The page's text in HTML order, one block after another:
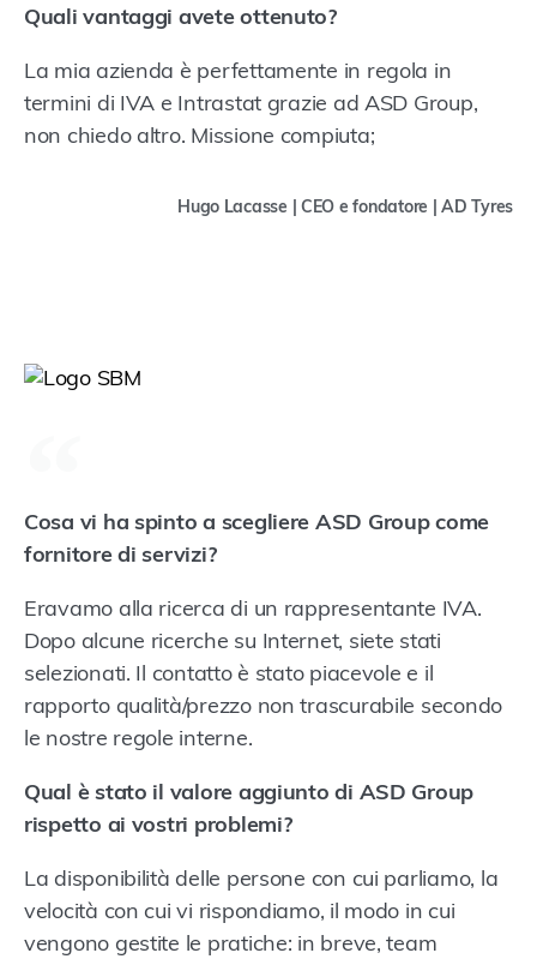
Quali vantaggi avete ottenuto?
La mia azienda è perfettamente in regola in
termini di IVA e Intrastat grazie ad ASD Group,
non chiedo altro. Missione compiuta;
Hugo Lacasse | CEO e fondatore | AD Tyres
Cosa vi ha spinto a scegliere ASD Group come
fornitore di servizi?
Eravamo alla ricerca di un rappresentante IVA.
Dopo alcune ricerche su Internet, siete stati
selezionati. Il contatto è stato piacevole e il
rapporto qualità/prezzo non trascurabile secondo
le nostre regole interne.
Qual è stato il valore aggiunto di ASD Group
rispetto ai vostri problemi?
La disponibilità delle persone con cui parliamo, la
velocità con cui vi rispondiamo, il modo in cui
vengono gestite le pratiche: in breve, team